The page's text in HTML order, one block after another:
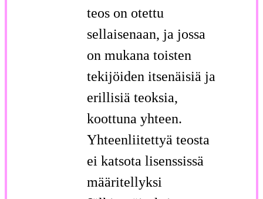
teos on otettu
sellaisenaan, ja jossa
on mukana toisten
tekijöiden itsenäisiä ja
erillisiä teoksia,
koottuna yhteen.
Yhteenliitettyä teosta
ei katsota lisenssissä
määritellyksi